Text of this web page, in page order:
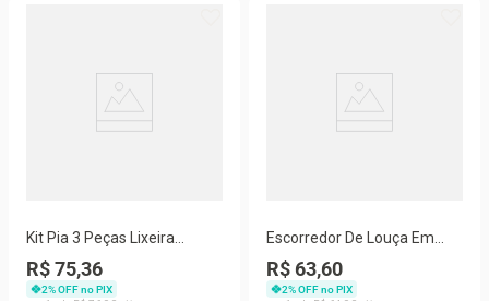
Kit Pia 3 Peças Lixeira
Dispenser Porta Talher
Cozinha - Stolf Branco
R$ 75,36
2% OFF no PIX
Escorredor De Louça Em
Aço Com Porta Talheres -
Stolf Preto
R$ 63,60
2% OFF no PIX